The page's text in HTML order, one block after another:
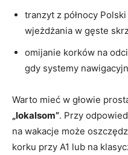
tranzyt z północy
wjeżdżania w gęste
omijanie korków na
gdy systemy
Warto mieć w głowie
„lokalsom”. Przy
na wakacje może
korku przy A1 lub na